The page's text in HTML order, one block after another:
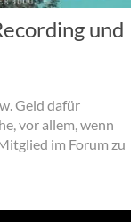
und
Geld dafür
vor allem, wenn
im Forum zu